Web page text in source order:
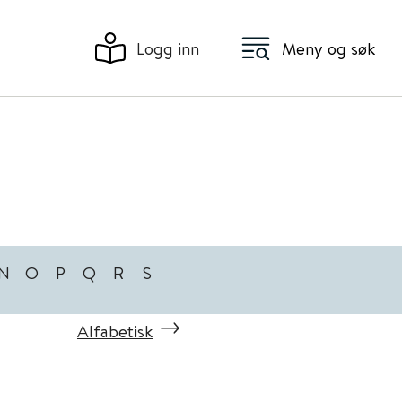
Logg inn Meny og søk
O P Q R S
Alfabetisk